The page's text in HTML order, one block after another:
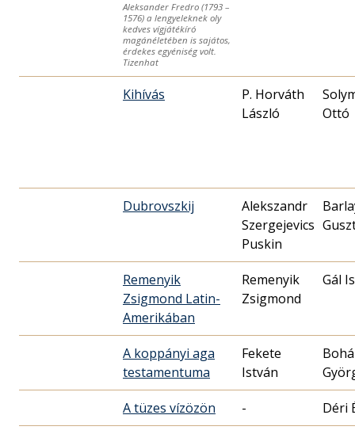
Aleksander Fredro (1793 –
1576) a lengyeleknek oly
kedves vígjátékíró
magánéletében is sajátos,
érdekes egyéniség volt.
Tizenhat
Kihívás
P. Horváth
László
Ottó
Dubrovszkij
Alekszandr
Szergejevics
Puskin
Remenyik
Zsigmond Latin-
Amerikában
Remenyik
Zsigmond
Gál
A koppányi aga
testamentuma
Fekete
István
A tüzes vízözön - Déri